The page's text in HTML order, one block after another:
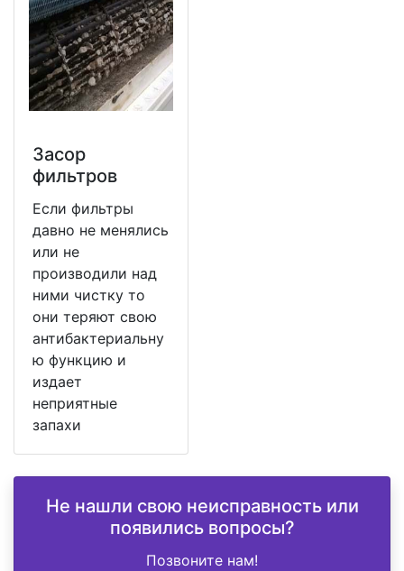
Засор
фильтров
Если фильтры
давно не менялись
или не
производили над
ними чистку то
они теряют свою
антибактериальну
ю функцию и
издает
неприятные
запахи
Не нашли свою неисправность или
появились вопросы?
Позвоните нам!